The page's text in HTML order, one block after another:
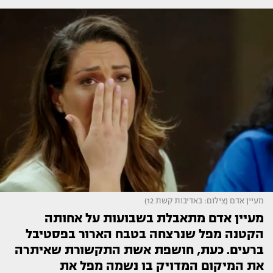
מעיין אדם (צילום: באדיבות קשת 12)
מעיין אדם מתאבלת בשבועות על אחותה
הקטנה מפל שנרצחה בטבח הארור בפסטיבל
ברעים. כעת, חושפת אשת התקשורת שאיתרה
את המיקום המדויק בו נשמה מפל את